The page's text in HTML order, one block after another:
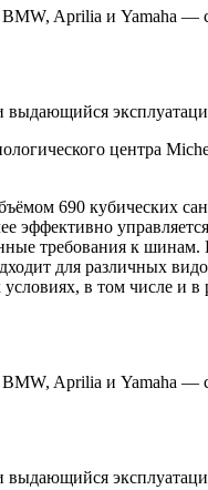
BMW, Aprilia и Yamaha
выдающийся
центра
690 кубических
эффективно
требования к
для различных
в том числе и в
BMW, Aprilia и Yamaha
выдающийся